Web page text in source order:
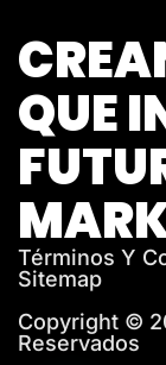
QUE
Términos Y
Sitemap
Copyright ©
Reservados